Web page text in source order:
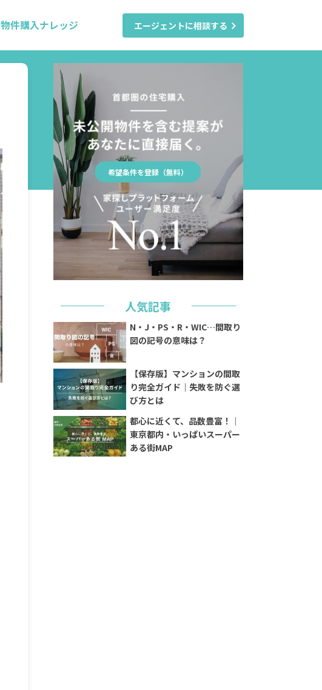
物件購入ナレッジ エージェントに相談する
希望条件を登録（無料）
人気記事
N・J・PS・R・WIC…間取り
図の記号の意味は？
【保存版】マンションの間取
り完全ガイド｜失敗を防ぐ選
び方とは
都心に近くて、品数豊富！｜
東京都内・いっぱいスーパー
ある街MAP